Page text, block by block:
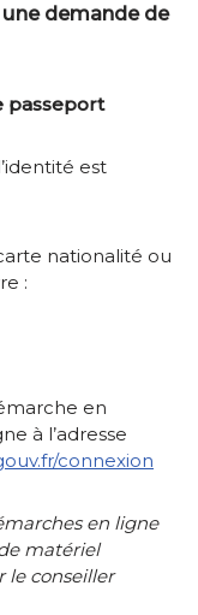
demande de
passeport
est
nationalité ou
:
en
à l’adresse
connexion
en ligne
matériel
le conseiller